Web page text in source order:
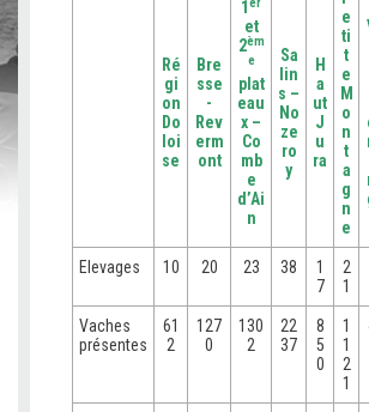
Ré
gi
on
Do
loi
se
Bre
sse
-
Rev
erm
ont
1
et
2èm
e
plat
eau
x –
Co
mb
e
d’Ai
n
Sa
lin
s –
No
ze
ro
y
H
a
ut
J
u
ra
e
ti
t
e
M
o
n
t
a
g
n
e
Elevages 10 20 23 38
1
7
2
1
Vaches
présentes
61
2
127
0
130
2
22
37
8
5
0
1
1
2
1